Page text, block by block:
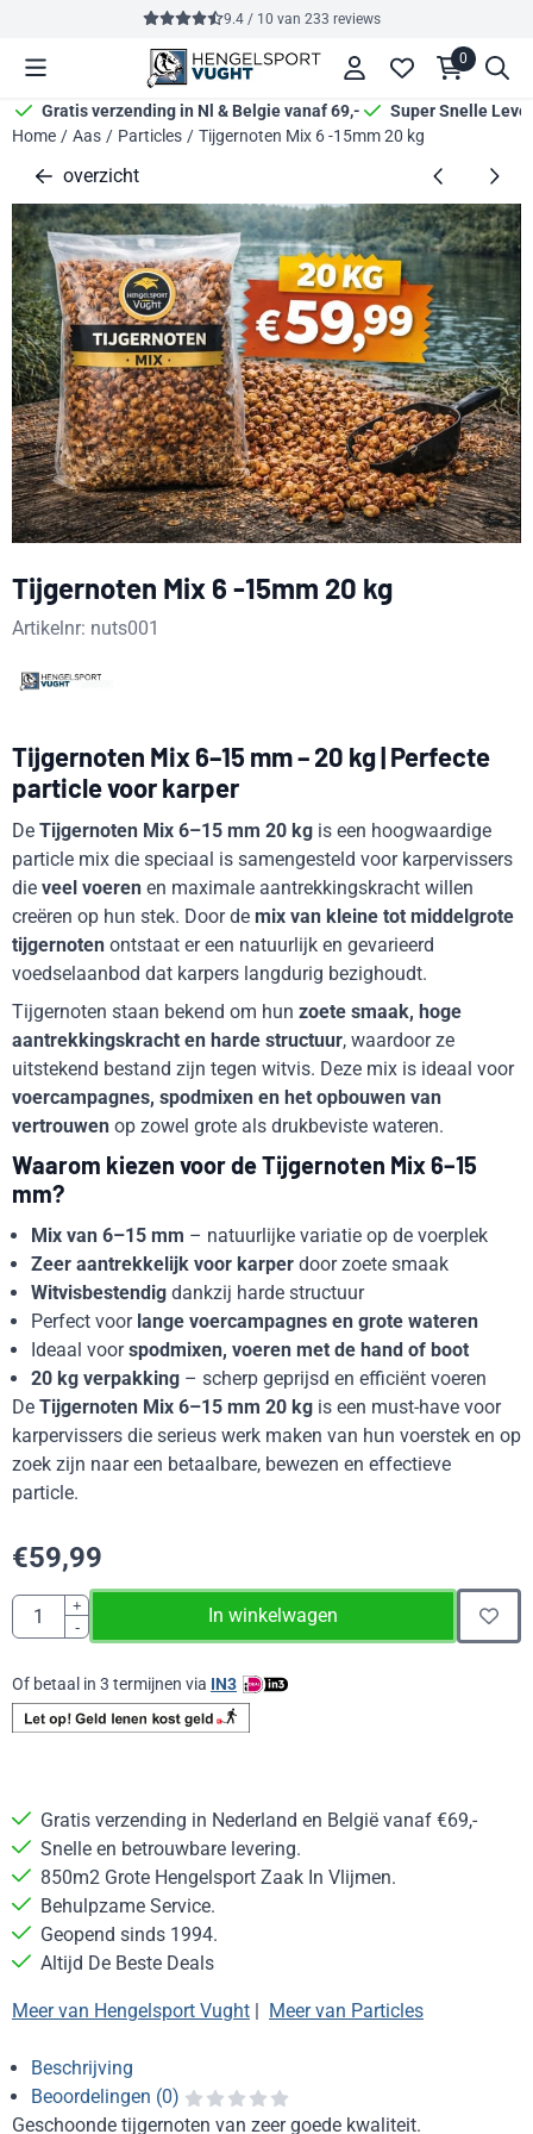
Cookievoorkeuren zijn momenteel gesloten.
9.4 / 10 van 233 reviews
0
Gratis verzending in Nl & Belgie vanaf 69,-
Super Snelle
Home / Aas / Particles / Tijgernoten Mix 6 -15mm 20 kg
overzicht
Tijgernoten Mix 6 -15mm 20 kg
Artikelnr: nuts001
Tijgernoten Mix 6–15 mm – 20 kg | Perfecte
particle voor karper
De Tijgernoten Mix 6–15 mm 20 kg is een hoogwaardige
particle mix die speciaal is samengesteld voor karpervissers
die veel voeren en maximale aantrekkingskracht willen
creëren op hun stek. Door de mix van kleine tot middelgrote
tijgernoten ontstaat er een natuurlijk en gevarieerd
voedselaanbod dat karpers langdurig bezighoudt.
Tijgernoten staan bekend om hun zoete smaak, hoge
aantrekkingskracht en harde structuur, waardoor ze
uitstekend bestand zijn tegen witvis. Deze mix is ideaal voor
voercampagnes, spodmixen en het opbouwen van
vertrouwen op zowel grote als drukbeviste wateren.
Waarom kiezen voor de Tijgernoten Mix 6–15
mm?
Mix van 6–15 mm – natuurlijke variatie op de voerplek
Zeer aantrekkelijk voor karper door zoete smaak
Witvisbestendig dankzij harde structuur
Perfect voor lange voercampagnes en grote wateren
Ideaal voorspodmixen, voeren met de hand of boot
20 kg verpakking – scherp geprijsd en efficiënt voeren
De Tijgernoten Mix 6–15 mm 20 kg is een must-have voor
karpervissers die serieus werk maken van hun voerstek en op
zoek zijn naar een betaalbare, bewezen en effectieve
particle.
€59,99
Aantal
+
-
In winkelwagen
Of betaal in 3 termijnen via IN3
Gratis verzending in Nederland en België vanaf €69,-
Snelle en betrouwbare levering.
850m2 Grote Hengelsport Zaak In Vlijmen.
Behulpzame Service.
Geopend sinds 1994.
Altijd De Beste Deals
Meer van Hengelsport Vught | Meer van Particles
Beschrijving
Beoordelingen (0)
Geschoonde tijgernoten van zeer goede kwaliteit.